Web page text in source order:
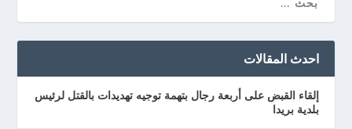
احدث المقالات
إلقاء القبض على أربعة رجال بتهمة توجيه تهديدات بالقتل لرئيس
بلدية بريدا